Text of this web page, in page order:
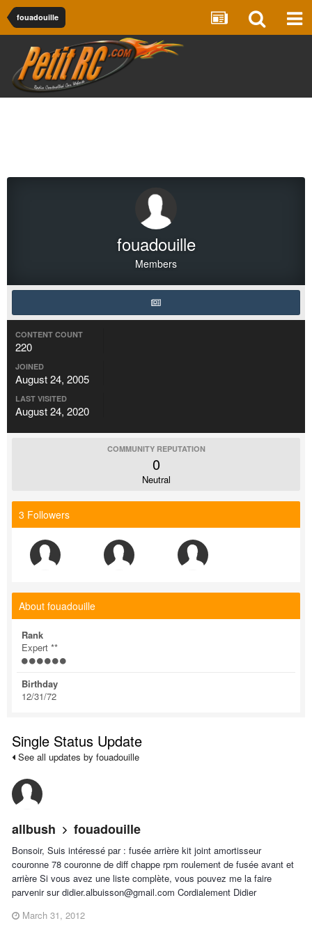
fouadouille
fouadouille
Members
CONTENT COUNT
220
JOINED
August 24, 2005
LAST VISITED
August 24, 2020
COMMUNITY REPUTATION
0
Neutral
3 Followers
About fouadouille
Rank
Expert **
Birthday
12/31/72
Single Status Update
See all updates by fouadouille
allbush fouadouille
Bonsoir, Suis intéressé par : fusée arrière kit joint amortisseur
couronne 78 couronne de diff chappe rpm roulement de fusée avant et
arrière Si vous avez une liste complète, vous pouvez me la faire
parvenir sur didier.albuisson@gmail.com Cordialement Didier
March 31, 2012